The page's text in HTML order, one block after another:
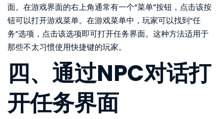
面。在游戏界面的右上角通常有一个“菜单”按钮，点击该按
钮可以打开游戏菜单。在游戏菜单中，玩家可以找到“任
务”选项，点击该选项即可打开任务界面。这种方法适用于
那些不太习惯使用快捷键的玩家。
四、通过NPC对话打
开任务界面